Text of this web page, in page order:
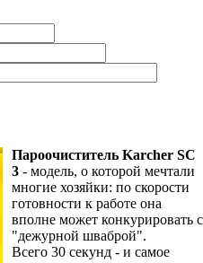
Пароочиститель Karcher SC
3 - модель, о которой мечтали
многие хозяйки: по скорости
готовности к работе она
вполне может конкурировать с
"дежурной шваброй".
Всего 30 секунд - и самое